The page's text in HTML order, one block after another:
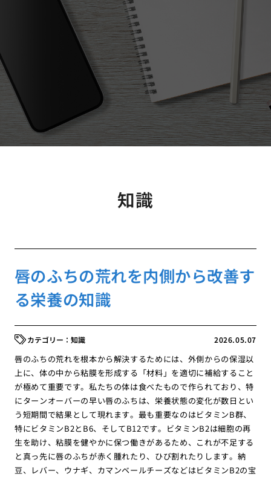
知識
唇のふちの荒れを内側から改善す
る栄養の知識
2026.05.07
知識
唇のふちの荒れを根本から解決するためには、外側からの保湿以
上に、体の中から粘膜を形成する「材料」を適切に補給すること
が極めて重要です。私たちの体は食べたもので作られており、特
にターンオーバーの早い唇のふちは、栄養状態の変化が数日とい
う短期間で結果として現れます。最も重要なのはビタミンB群、
特にビタミンB2とB6、そしてB12です。ビタミンB2は細胞の再
生を助け、粘膜を健やかに保つ働きがあるため、これが不足する
と真っ先に唇のふちが赤く腫れたり、ひび割れたりします。納
豆、レバー、ウナギ、カマンベールチーズなどはビタミンB2の宝